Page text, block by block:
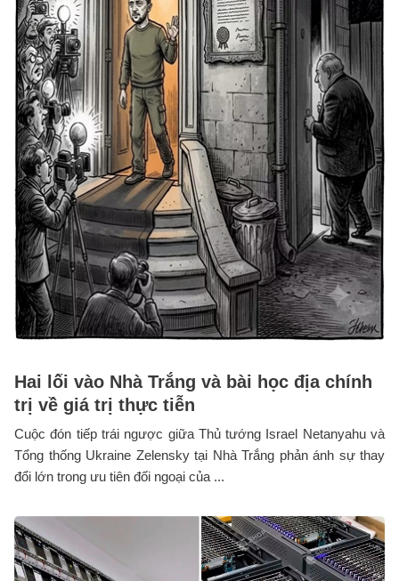
Hai lối vào Nhà Trắng và bài học địa chính
trị về giá trị thực tiễn
Cuộc đón tiếp trái ngược giữa Thủ tướng Israel Netanyahu và
Tổng thống Ukraine Zelensky tại Nhà Trắng phản ánh sự thay
đổi lớn trong ưu tiên đối ngoại của ...